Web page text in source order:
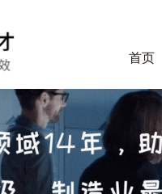
首页
营销&销售
市场营销（战
销售管理（渠
角色认知
任职资格
情绪压力